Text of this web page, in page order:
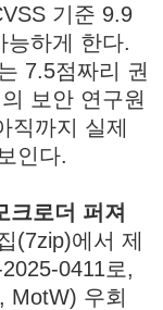
기준 9.9
능하게 한다.
7.5점짜리 권
보안 연구원
직까지 실제
인다.
크로더 퍼져
(7zip)에서 제
0411로,
MotW) 우회